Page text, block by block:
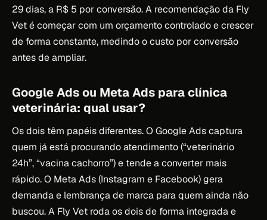
29 dias, a R$ 5 por conversão. A recomendação da Fly
Vet é começar com um orçamento controlado e crescer
de forma constante, medindo o custo por conversão
antes de ampliar.
Google Ads ou Meta Ads para clínica
veterinária: qual usar?
Os dois têm papéis diferentes. O Google Ads captura
quem já está procurando atendimento (“veterinário
24h”, “vacina cachorro”) e tende a converter mais
rápido. O Meta Ads (Instagram e Facebook) gera
demanda e lembrança de marca para quem ainda não
buscou. A Fly Vet roda os dois de forma integrada e